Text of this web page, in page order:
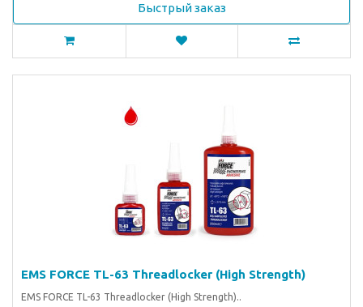
Быстрый заказ
EMS FORCE TL-63 Threadlocker (High Strength)
EMS FORCE TL-63 Threadlocker (High Strength)..